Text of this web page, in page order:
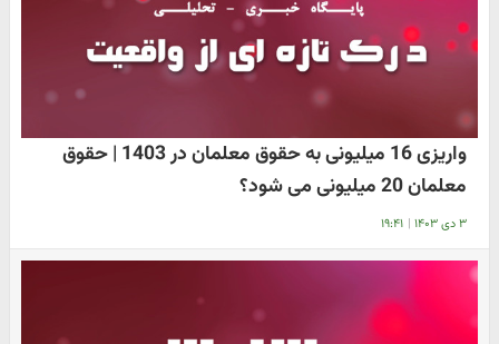
واریزی 16 میلیونی به حقوق معلمان در 1403 | حقوق
معلمان 20 میلیونی می شود؟
۳ دی ۱۴۰۳ | ۱۹:۴۱